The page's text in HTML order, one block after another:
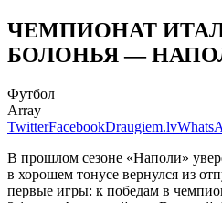
ЧЕМПИОНАТ
БОЛОНЬЯ —
Футбол
Array
TwitterFacebookDraugiem.lv
В прошлом сезоне «Наполи»
в хорошем тонусе вернулся из
первые игры: к победам в